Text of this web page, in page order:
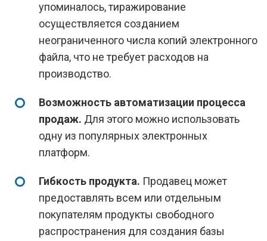
упоминалось, тиражирование
осуществляется созданием
неограниченного числа копий электронного
файла, что не требует расходов на
производство.
Возможность автоматизации процесса
продаж. Для этого можно использовать
одну из популярных электронных
платформ.
Гибкость продукта. Продавец может
предоставлять всем или отдельным
покупателям продукты свободного
распространения для создания базы